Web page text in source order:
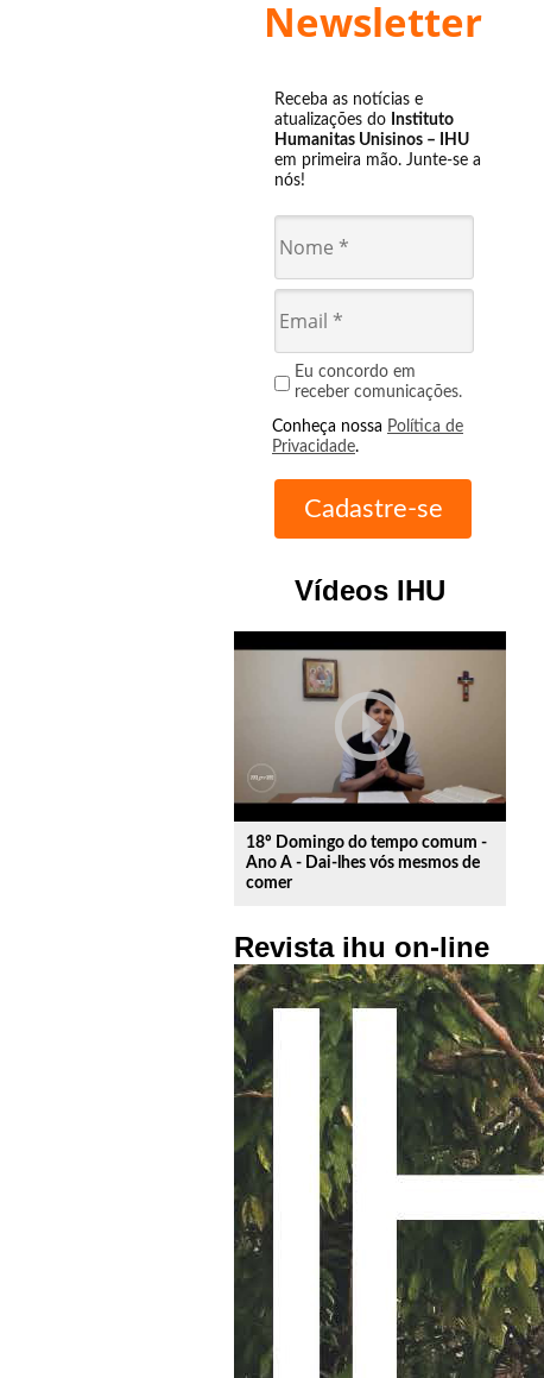
Newsletter
Receba as notícias e
atualizações do Instituto
Humanitas Unisinos – IHU
em primeira mão. Junte-se a
nós!
Eu concordo em
receber comunicações.
Conheça nossa Política de
Privacidade.
Vídeos IHU
play_circle_outline
18º Domingo do tempo comum -
Ano A - Dai-lhes vós mesmos de
comer
Revista ihu on-line